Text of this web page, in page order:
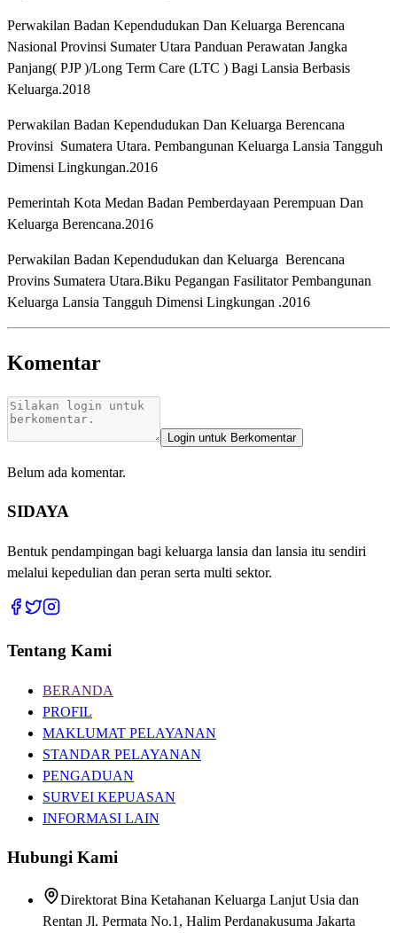
Perwakilan Badan Kependudukan Dan Keluarga Berencana
Nasional Provinsi Sumater Utara Panduan Perawatan Jangka
Panjang( PJP )/Long Term Care (LTC ) Bagi Lansia Berbasis
Keluarga.2018
Perwakilan Badan Kependudukan Dan Keluarga Berencana
Provinsi Sumatera Utara. Pembangunan Keluarga Lansia Tangguh
Dimensi Lingkungan.2016
Pemerintah Kota Medan Badan Pemberdayaan Perempuan Dan
Keluarga Berencana.2016
Perwakilan Badan Kependudukan dan Keluarga Berencana
Provins Sumatera Utara.Biku Pegangan Fasilitator Pembangunan
Keluarga Lansia Tangguh Dimensi Lingkungan .2016
Komentar
Login untuk Berkomentar
Belum ada komentar.
SIDAYA
Bentuk pendampingan bagi keluarga lansia dan lansia itu sendiri
melalui kepedulian dan peran serta multi sektor.
Tentang Kami
BERANDA
PROFIL
MAKLUMAT PELAYANAN
STANDAR PELAYANAN
PENGADUAN
SURVEI KEPUASAN
INFORMASI LAIN
Hubungi Kami
Direktorat Bina Ketahanan Keluarga Lanjut Usia dan
Rentan Jl. Permata No.1, Halim Perdanakusuma Jakarta